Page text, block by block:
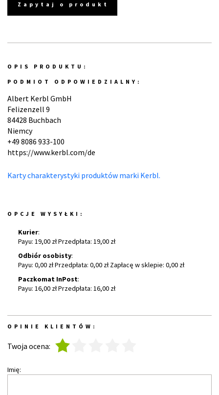
Zapytaj o produkt
OPIS PRODUKTU:
PODMIOT ODPOWIEDZIALNY:
Albert Kerbl GmbH
Felizenzell 9
84428 Buchbach
Niemcy
+49 8086 933-100
https://www.kerbl.com/de
Karty charakterystyki produktów marki Kerbl.
OPCJE WYSYŁKI:
Kurier:
Payu: 19,00 zł Przedpłata: 19,00 zł
Odbiór osobisty:
Payu: 0,00 zł Przedpłata: 0,00 zł Zapłacę w sklepie: 0,00 zł
Paczkomat InPost:
Payu: 16,00 zł Przedpłata: 16,00 zł
OPINIE KLIENTÓW:
Twoja ocena:
Imię: